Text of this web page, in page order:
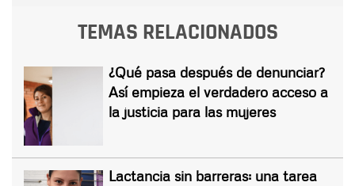
TEMAS RELACIONADOS
¿Qué pasa después de denunciar?
Así empieza el verdadero acceso a
la justicia para las mujeres
Lactancia sin barreras: una tarea